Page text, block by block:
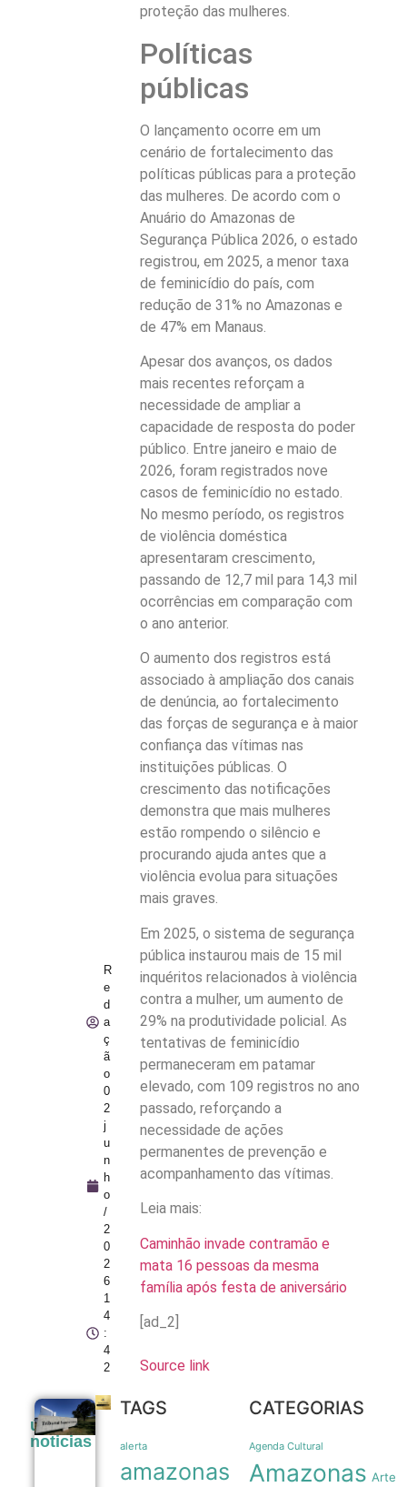
R
e
d
a
ç
ã
o
0
2
j
u
n
h
o
/
2
0
2
6
1
4
:
4
2
proteção das mulheres.
Políticas
públicas
O lançamento ocorre em um
cenário de fortalecimento das
políticas públicas para a proteção
das mulheres. De acordo com o
Anuário do Amazonas de
Segurança Pública 2026, o estado
registrou, em 2025, a menor taxa
de feminicídio do país, com
redução de 31% no Amazonas e
de 47% em Manaus.
Apesar dos avanços, os dados
mais recentes reforçam a
necessidade de ampliar a
capacidade de resposta do poder
público. Entre janeiro e maio de
2026, foram registrados nove
casos de feminicídio no estado.
No mesmo período, os registros
de violência doméstica
apresentaram crescimento,
passando de 12,7 mil para 14,3 mil
ocorrências em comparação com
o ano anterior.
O aumento dos registros está
associado à ampliação dos canais
de denúncia, ao fortalecimento
das forças de segurança e à maior
confiança das vítimas nas
instituições públicas. O
crescimento das notificações
demonstra que mais mulheres
estão rompendo o silêncio e
procurando ajuda antes que a
violência evolua para situações
mais graves.
Em 2025, o sistema de segurança
pública instaurou mais de 15 mil
inquéritos relacionados à violência
contra a mulher, um aumento de
29% na produtividade policial. As
tentativas de feminicídio
permaneceram em patamar
elevado, com 109 registros no ano
passado, reforçando a
necessidade de ações
permanentes de prevenção e
acompanhamento das vítimas.
Leia mais:
Caminhão invade contramão e
mata 16 pessoas da mesma
família após festa de aniversário
[ad_2]
Source link
últimas
noticias
TSE institui
assessoramento
fake news nas
TAGS
alerta
amazonas
CATEGORIAS
Agenda Cultural
Amazonas Arte